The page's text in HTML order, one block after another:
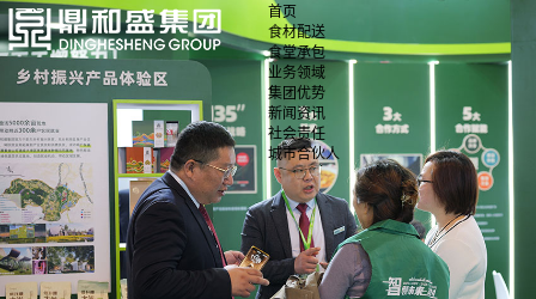
首页
食材配送
食堂承包
业务领域
集团优势
新闻资讯
社会责任
城市合伙人